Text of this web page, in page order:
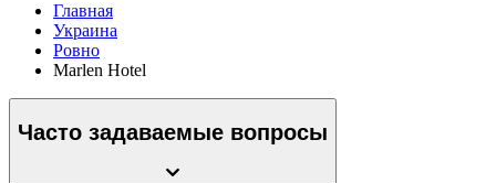
Главная
Украина
Ровно
Marlen Hotel
Часто задаваемые вопросы